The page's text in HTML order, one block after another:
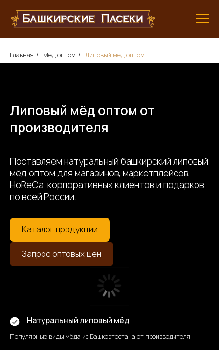
Главная / Мёд оптом / Липовый мёд оптом
Липовый мёд оптом от
производителя
Поставляем натуральный башкирский липовый
мёд оптом для магазинов, маркетплейсов,
HoReCa, корпоративных клиентов и подарков
по всей России.
Каталог продукции
Запрос оптовых цен
Натуральный липовый мёд
Популярные виды мёда из Башкортостана от производителя.